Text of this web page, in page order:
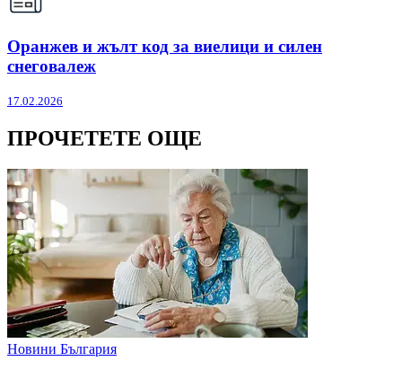
Оранжев и жълт код за виелици и силен
снеговалеж
17.02.2026
ПРОЧЕТЕТЕ ОЩЕ
Новини България